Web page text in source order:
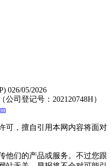
026/05/2026
司登记号：202120748H）
可，擅自引用本网内容将面对
他们的产品或服务。不过您跟